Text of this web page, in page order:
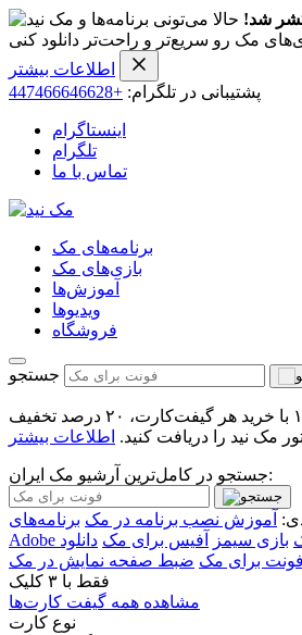
شد! حالا می‌تونی برنامه‌ها و
مک رو سریع‌تر و راحت‌تر دانلود کنی
اطلاعات بیشتر
پشتیبانی در تلگرام: +447466646628
اینستاگرام
تلگرام
تماس با ما
برنامه‌های مک
بازی‌های مک
آموزش‌ها
ویدیو‌ها
فروشگاه
جستجو
تا تاریخ ۳۰ مرداد ۱۴۰۵ با خرید هر گیفت‌کارت، ۲۰ درصد تخفیف
مک نید را دریافت کنید. اطلاعات بیشتر
جستجو در کامل‌ترین آرشیو مک ایران:
آموزش نصب برنامه در مک برنامه‌های
بازی سیمز آفیس برای مک دانلود
فونت برای مک ضبط صفحه نمایش در مک
فقط با ۳ کلیک
مشاهده همه گیفت کارت‌ها
نوع کارت